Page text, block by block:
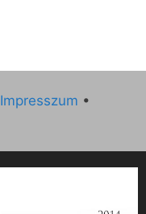
Impresszum •